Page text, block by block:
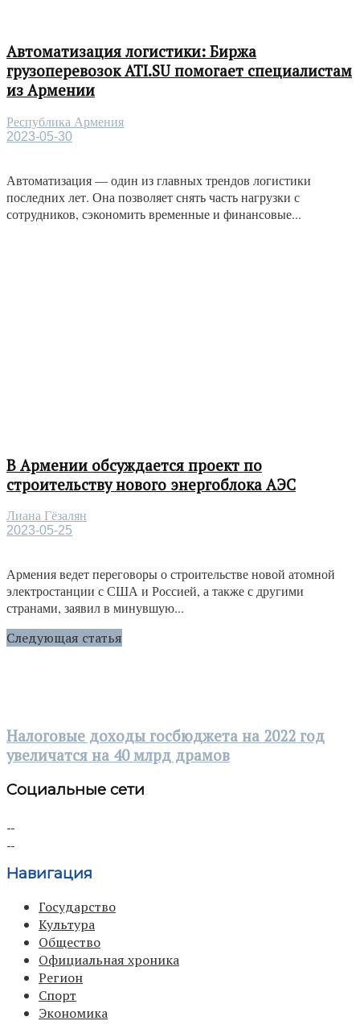
Автоматизация логистики: Биржа
грузоперевозок ATI.SU помогает специалистам
из Армении
Республика Армения
2023-05-30
Автоматизация — один из главных трендов логистики
последних лет. Она позволяет снять часть нагрузки с
сотрудников, сэкономить временные и финансовые...
В Армении обсуждается проект по
строительству нового энергоблока АЭС
Лиана Гёзалян
2023-05-25
Армения ведет переговоры о строительстве новой атомной
электростанции с США и Россией, а также с другими
странами, заявил в минувшую...
Следующая статья
Налоговые доходы госбюджета на 2022 год
увеличатся на 40 млрд драмов
Социальные сети
Навигация
Государство
Культура
Общество
Официальная хроника
Регион
Спорт
Экономика